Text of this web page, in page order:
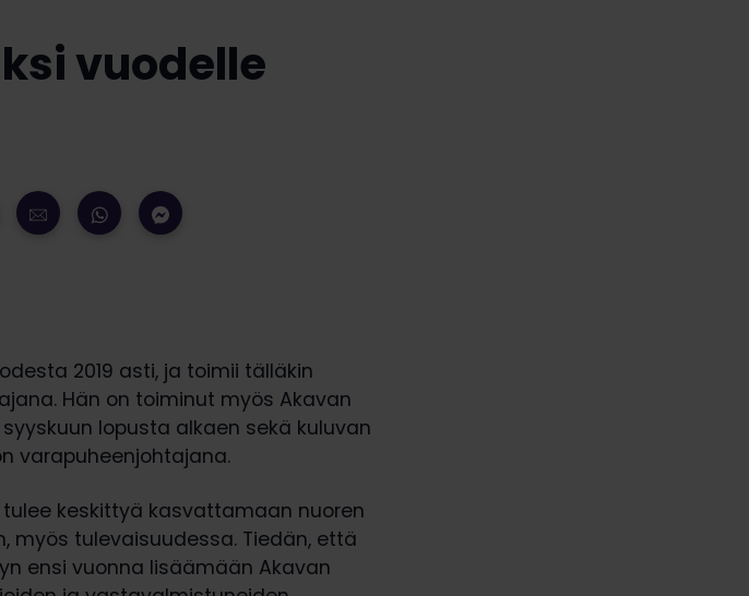
vuodelle
2019 asti, ja toimii tälläkin
Hän on toiminut myös Akavan
lopusta alkaen sekä kuluvan
varapuheenjohtajana.
keskittyä kasvattamaan nuoren
myös tulevaisuudessa. Tiedän, että
ensi vuonna lisäämään Akavan